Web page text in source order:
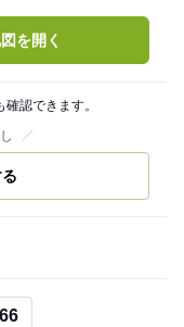
を開く
認できます。